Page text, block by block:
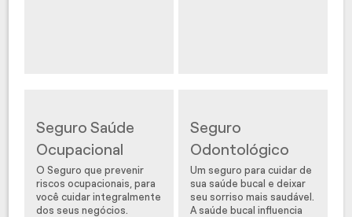
Seguro Saúde
Ocupacional
O Seguro que prevenir
riscos ocupacionais, para
você cuidar integralmente
dos seus negócios.
Seguro
Odontológico
Um seguro para cuidar de
sua saúde bucal e deixar
seu sorriso mais saudável.
A saúde bucal influencia